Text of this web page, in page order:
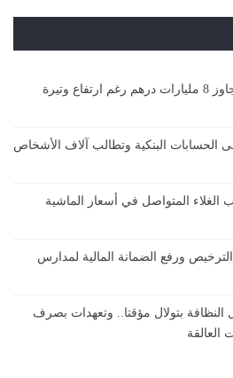
فائض الجماعات الترابية يتجاوز 8 مليارات درهم رغم ارتفاع وتيرة
الحسابات البنكية وتطالب آلاف الأشخاص
المتواصل في أسعار الماشية
ورفع الضمانة المالية لمدارس
النظافة بتولال مؤقتا.. وتعهدات بصرف
العالقة